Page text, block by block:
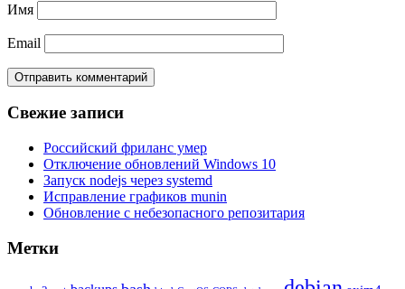
Имя
Email
Свежие записи
Российский фриланс умер
Отключение обновлений Windows 10
Запуск nodejs через systemd
Исправление графиков munin
Обновление с небезопасного репозитария
Метки